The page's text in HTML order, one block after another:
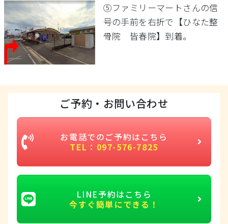
⑤ファミリーマートさんの信
号の手前を右折で【ひなた整
骨院 皆春院】到着。
ご予約・お問い合わせ
お電話でのご予約はこちら
TEL：097-576-7825
LINE予約はこちら
今すぐ簡単にできる！